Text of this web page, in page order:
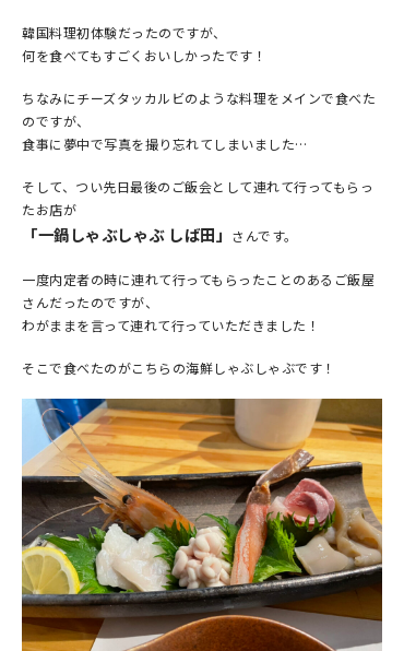
韓国料理初体験だったのですが、
何を食べてもすごくおいしかったです！
ちなみにチーズタッカルビのような料理をメインで食べた
のですが、
食事に夢中で写真を撮り忘れてしまいました…
そして、つい先日最後のご飯会として連れて行ってもらっ
たお店が
「一鍋しゃぶしゃぶ しば田」 さんです。
一度内定者の時に連れて行ってもらったことのあるご飯屋
さんだったのですが、
わがままを言って連れて行っていただきました！
そこで食べたのがこちらの海鮮しゃぶしゃぶです！